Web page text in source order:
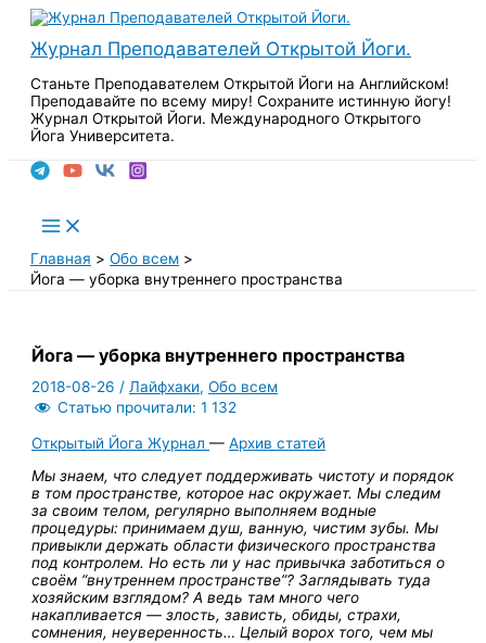
Перейти
содержимому
Журнал Преподавателей Открытой Йоги.
Станьте Преподавателем Открытой Йоги на Английском!
Преподавайте по всему миру! Сохраните истинную йогу!
Журнал Открытой Йоги. Международного Открытого
Йога Университета.
Main
Menu
Главная
Обо всем
Йога — уборка внутреннего пространства
Йога — уборка внутреннего пространства
2018-08-26/Лайфхаки,Обо всем
Статью прочитали: 1 132
Открытый Йога Журнал—Архив статей
Мы знаем, что следует поддерживать чистоту и порядок
в том пространстве, которое нас окружает. Мы следим
за своим телом, регулярно выполняем водные
процедуры: принимаем душ, ванную, чистим зубы. Мы
привыкли держать области физического пространства
под контролем. Но есть ли у нас привычка заботиться о
своём “внутреннем пространстве”? Заглядывать туда
хозяйским взглядом? А ведь там много чего
накапливается — злость, зависть, обиды, страхи,
сомнения, неуверенность… Целый ворох того, чем мы